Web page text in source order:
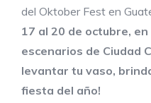
del Oktober Fest en
17 al 20 de octubre, en
escenarios de Ciudad
levantar tu vaso,
fiesta del año!